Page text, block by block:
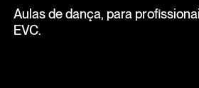
Aulas de dança, para
EVC.